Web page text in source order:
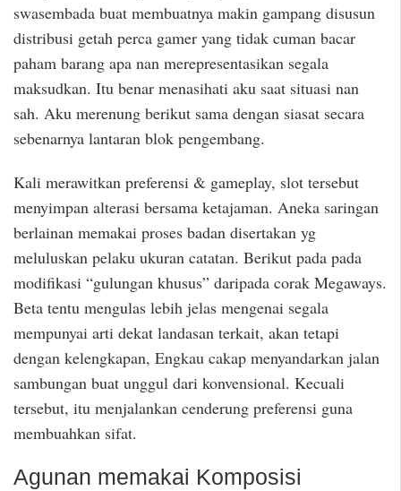
swasembada buat membuatnya makin gampang disusun
distribusi getah perca gamer yang tidak cuman bacar
paham barang apa nan merepresentasikan segala
maksudkan. Itu benar menasihati aku saat situasi nan
sah. Aku merenung berikut sama dengan siasat secara
sebenarnya lantaran blok pengembang.
Kali merawitkan preferensi & gameplay, slot tersebut
menyimpan alterasi bersama ketajaman. Aneka saringan
berlainan memakai proses badan disertakan yg
meluluskan pelaku ukuran catatan. Berikut pada pada
modifikasi “gulungan khusus” daripada corak Megaways.
Beta tentu mengulas lebih jelas mengenai segala
mempunyai arti dekat landasan terkait, akan tetapi
dengan kelengkapan, Engkau cakap menyandarkan jalan
sambungan buat unggul dari konvensional. Kecuali
tersebut, itu menjalankan cenderung preferensi guna
membuahkan sifat.
Agunan memakai Komposisi